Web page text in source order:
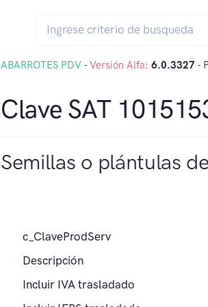
ABARROTES PDV -Versión Alfa: 6.0.3327 -
Clave SAT
Semillas o plántulas
c_ClaveProdServ
Descripción
Incluir IVA trasladado